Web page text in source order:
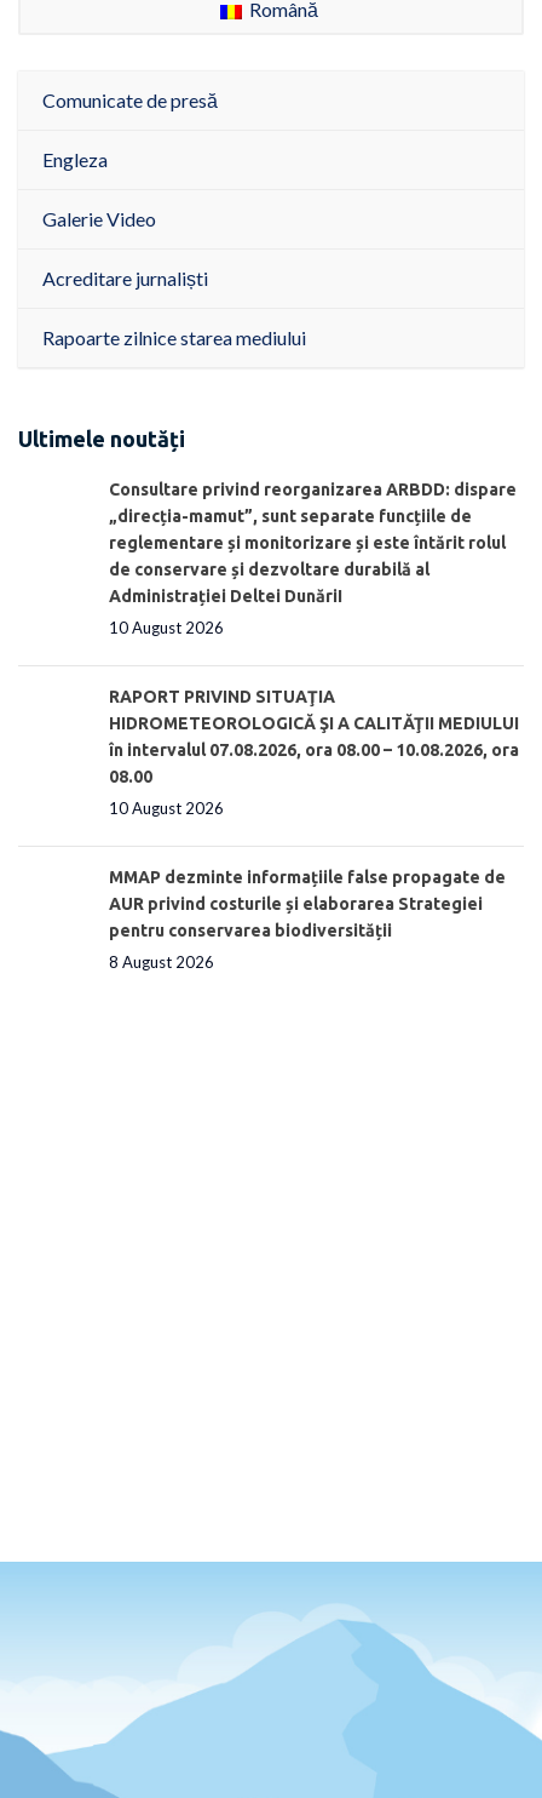
Română
Comunicate de presă
Engleza
Galerie Video
Acreditare jurnaliști
Rapoarte zilnice starea mediului
Ultimele noutăți
Consultare privind reorganizarea ARBDD: dispare
„direcția-mamut”, sunt separate funcțiile de
reglementare și monitorizare și este întărit rolul
de conservare și dezvoltare durabilă al
Administrației Deltei DunăriI
10 August 2026
RAPORT PRIVIND SITUAŢIA
HIDROMETEOROLOGICĂ ŞI A CALITĂŢII MEDIULUI
în intervalul 07.08.2026, ora 08.00 – 10.08.2026, ora
08.00
10 August 2026
MMAP dezminte informațiile false propagate de
AUR privind costurile și elaborarea Strategiei
pentru conservarea biodiversității
8 August 2026